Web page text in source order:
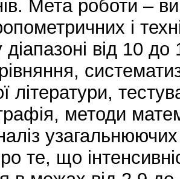
Мета роботи –
і
діапазоні від 10
літератури,
методи
те, що